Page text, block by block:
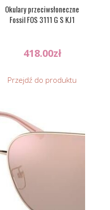
Okulary przeciwsłoneczne
Fossil FOS 3111 G S KJ1
418.00zł
Przejdź do produktu